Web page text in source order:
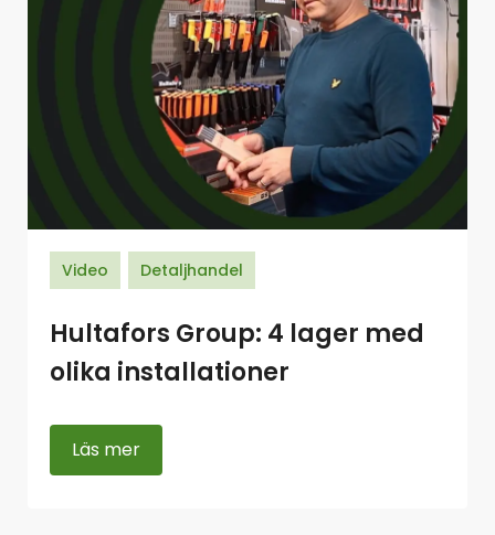
Video Detaljhandel
Hultafors Group: 4 lager med
olika installationer
Läs mer